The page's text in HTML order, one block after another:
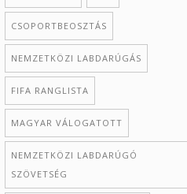
CSOPORTBEOSZTÁS
NEMZETKÖZI LABDARÚGÁS
FIFA RANGLISTA
MAGYAR VÁLOGATOTT
NEMZETKÖZI LABDARÚGÓ
SZÖVETSÉG